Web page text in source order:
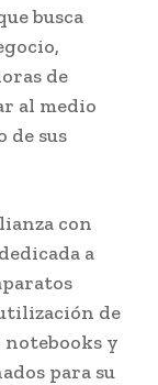
busca
de
al medio
de sus
con
a
de
notebooks y
para su